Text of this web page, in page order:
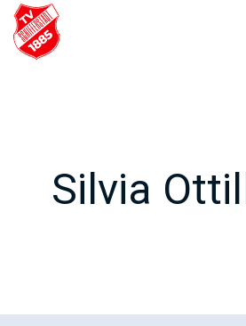
Weiter
zum
Inhalt
Silvia